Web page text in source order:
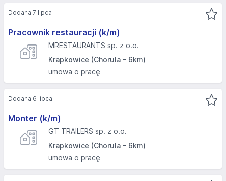
Pracownik restauracji (k/m)
MRESTAURANTS sp. z o.o.
Krapkowice (Chorula - 6km)
umowa o pracę
Dodana 7 lipca
Monter (k/m)
GT TRAILERS sp. z o.o.
Krapkowice (Chorula - 6km)
umowa o pracę
Dodana 6 lipca